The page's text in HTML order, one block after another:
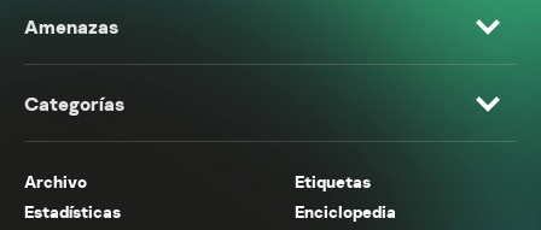
Amenazas
Categorías
Archivo
Etiquetas
Estadísticas
Enciclopedia